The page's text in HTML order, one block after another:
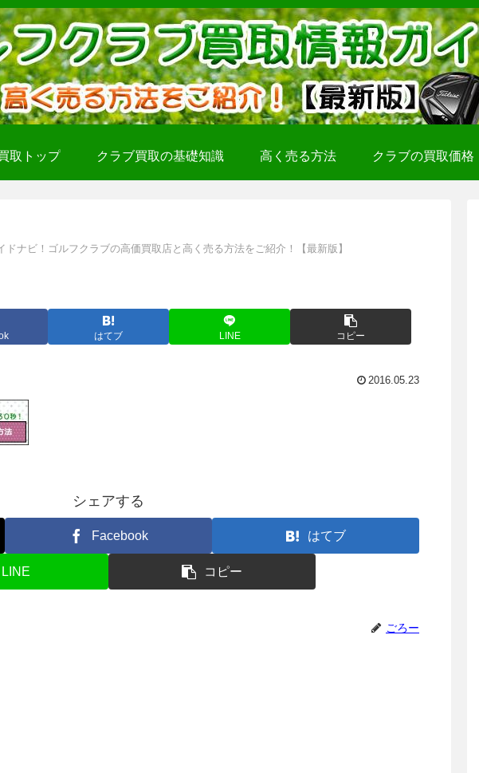
取トップ クラブ買取の基礎知識 高く売る方法 クラブの買取価格
ドナビ！ゴルフクラブの高価買取店と高く売る方法をご紹介！【最新版】
はてブ LINE コピー
2016.05.23
シェアする
Facebook はてブ
LINE コピー
ごろー